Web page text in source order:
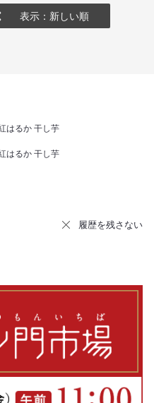
表示：新しい順
はるか 干し芋
はるか 干し芋
履歴を残さない